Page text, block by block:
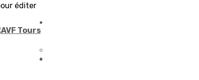
éditer